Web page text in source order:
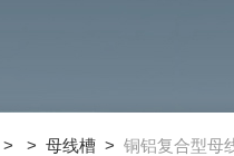
> > 母线槽 > 铜铝复合型母